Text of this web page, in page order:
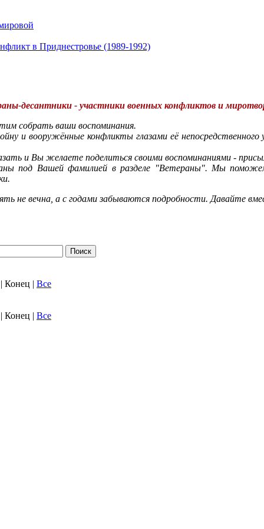
в Приднестровье (1989-1992)
десантники - участники военных конфликтов и
собрать ваши воспоминания.
и вооружённые конфликты глазами её непосредственного
и Вы желаете поделиться своими воспоминаниями -
под Вашей фамилией в разделе "Ветераны". Мы
не вечна, а с годами забываются подробности. Давайте
Конец | Все
Конец | Все